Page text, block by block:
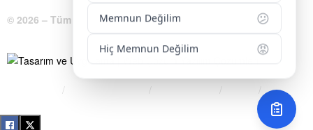
© 2026 – Tüm Hakları Saklıdır.
İletişim
Memnun Değilim 😕
Hiç Memnun Değilim 😡